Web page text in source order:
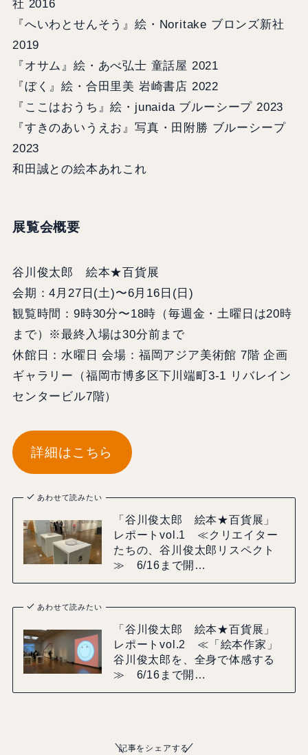
社 2016
『へいわとせんそう』絵・Noritake ブロンズ新社
2019
『オサム』絵・あべ弘士 童話屋 2021
『ぼく』絵・合田里美 岩崎書店 2022
『ここはおうち』絵・junaida ブルーシープ 2023
『すきのあいうえお』写真・田附勝 ブルーシープ
2023
和田誠との絵本あれこれ
展覧会概要
谷川俊太郎 絵本★百貨展
会期：4月27日(土)〜6月16日(日)
観覧時間：9時30分〜18時（毎週⾦・⼟曜⽇は20時
まで）※最終⼊場は30分前まで
休館⽇：⽔曜⽇ 会場：福岡アジア美術館 7階 企画
ギャラリー（福岡市博多区下川端町3-1 リバレイン
センタービル7階）
詳細はこちら
あわせて読みたい
「谷川俊太郎 絵本★百貨展」
レポートvol.1 ≪クリエイター
たちの、谷川俊太郎リスペクト
≫ 6/16まで開…
あわせて読みたい
「谷川俊太郎 絵本★百貨展」
レポートvol.2 ≪「絵本作家」
谷川俊太郎を、全身で体感する
≫ 6/16まで開…
記事をシェアする